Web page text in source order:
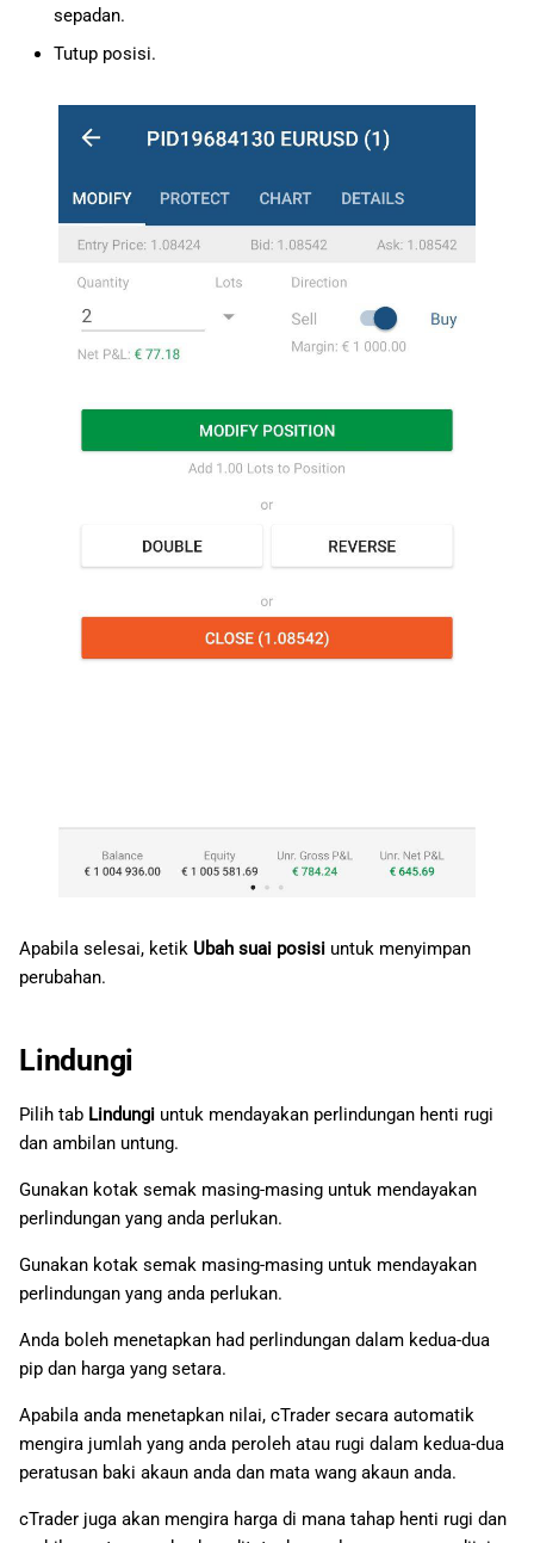
sepadan.
Tutup posisi.
Apabila selesai, ketik Ubah suai posisi untuk menyimpan
perubahan.
Lindungi
Pilih tab Lindungi untuk mendayakan perlindungan henti rugi
dan ambilan untung.
Gunakan kotak semak masing-masing untuk mendayakan
perlindungan yang anda perlukan.
Gunakan kotak semak masing-masing untuk mendayakan
perlindungan yang anda perlukan.
Anda boleh menetapkan had perlindungan dalam kedua-dua
pip dan harga yang setara.
Apabila anda menetapkan nilai, cTrader secara automatik
mengira jumlah yang anda peroleh atau rugi dalam kedua-dua
peratusan baki akaun anda dan mata wang akaun anda.
cTrader juga akan mengira harga di mana tahap henti rugi dan